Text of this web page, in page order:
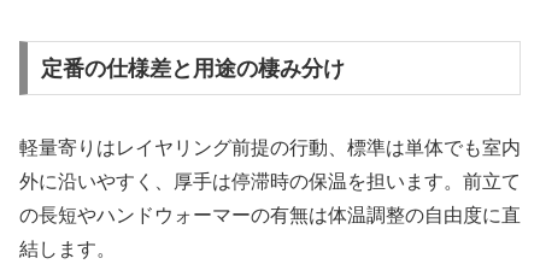
定番の仕様差と用途の棲み分け
軽量寄りはレイヤリング前提の行動、標準は単体でも室内
外に沿いやすく、厚手は停滞時の保温を担います。前立て
の長短やハンドウォーマーの有無は体温調整の自由度に直
結します。